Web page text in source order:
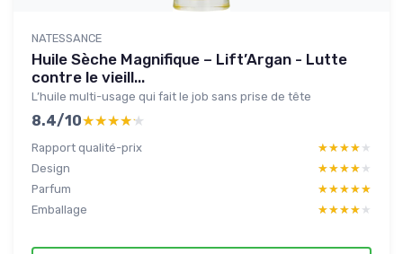
NATESSANCE
Huile Sèche Magnifique – Lift’Argan - Lutte
contre le vieill...
L’huile multi-usage qui fait le job sans prise de tête
8.4/10★★★★★
★★★★★
Rapport qualité-prix ★★★★★
★★★★★
Design
★★★★★
★★★★★
Parfum
★★★★★
★★★★★
Emballage
★★★★★
★★★★★